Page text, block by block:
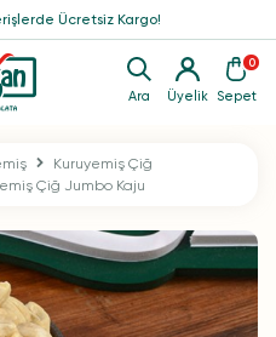
Ara Üyelik
0
Sepet
Ücretsiz Kargo!
Kuruyemiş Çiğ
Çiğ Jumbo Kaju